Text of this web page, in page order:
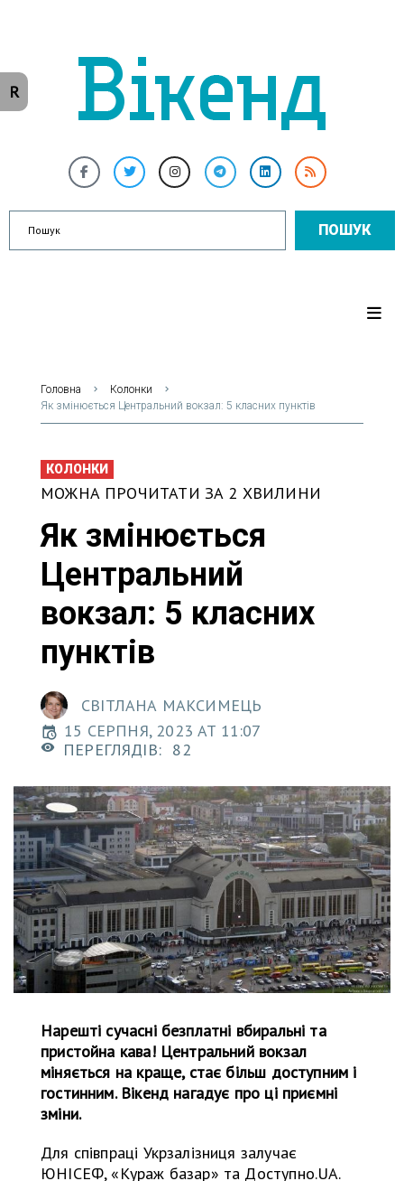
ПОШУК
Головна
Колонки
Як змінюється Центральний вокзал: 5 класних пунктів
КОЛОНКИ
МОЖНА ПРОЧИТАТИ ЗА 2 ХВИЛИНИ
Як змінюється
Центральний
вокзал: 5 класних
пунктів
СВІТЛАНА МАКСИМЕЦЬ
15 СЕРПНЯ, 2023 AT 11:07
ПЕРЕГЛЯДІВ: 82
Нарешті сучасні безплатні вбиральні та
пристойна кава! Центральний вокзал
міняється на краще, стає більш доступним і
гостинним. Вікенд нагадує про ці приємні
зміни.
Для співпраці Укрзалізниця залучає
ЮНІСЕФ, «Кураж базар» та Доступно.UA.
R